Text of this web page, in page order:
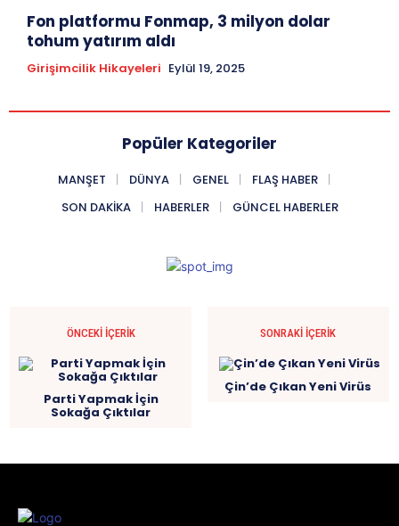
Fon platformu Fonmap, 3 milyon dolar
tohum yatırım aldı
Girişimcilik Hikayeleri Eylül 19, 2025
Popüler Kategoriler
MANŞET DÜNYA GENEL
FLAŞ HABER
SON DAKIKA
HABERLER GÜNCEL HABERLER
ÖNCEKI İÇERIK
Parti Yapmak İçin
Sokağa Çıktılar
SONRAKI İÇERIK
Çin’de Çıkan Yeni Virüs